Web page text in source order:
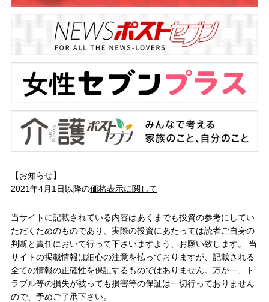
【お知らせ】
2021年4月1日以降の価格表示に関して
当サイトに記載されている内容はあくまでも投資の参考にしてい
ただくためのものであり、実際の投資にあたっては読者ご自身の
判断と責任において行って下さいますよう、お願い致します。 当
サイトの掲載情報は細心の注意を払っておりますが、記載される
全ての情報の正確性を保証するものではありません。万が一、ト
ラブル等の損失が被っても損害等の保証は一切行っておりません
ので、予めご了承下さい。